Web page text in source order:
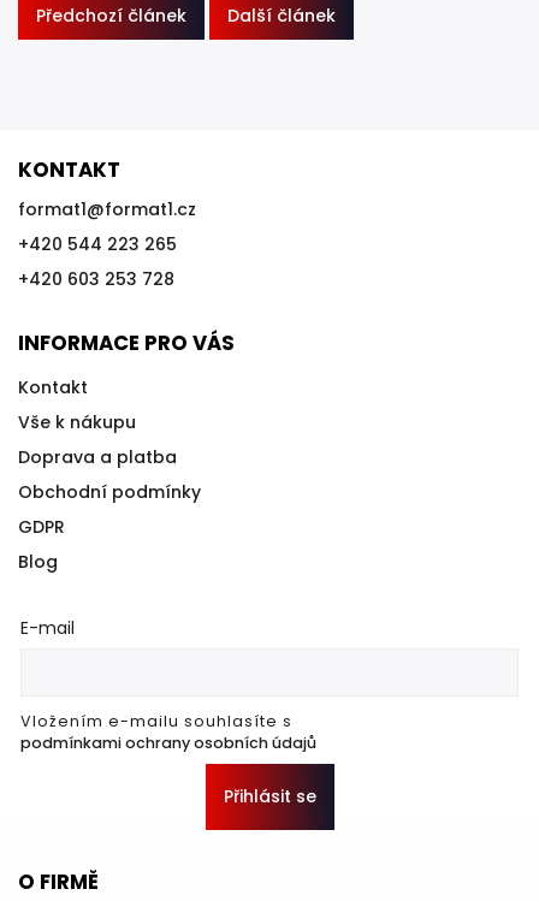
Předchozí článek Další článek
KONTAKT
format1@format1.cz
+420 544 223 265
+420 603 253 728
INFORMACE PRO VÁS
Kontakt
Vše k nákupu
Doprava a platba
Obchodní podmínky
GDPR
Blog
E-mail
Vložením e-mailu souhlasíte s
podmínkami ochrany osobních údajů
Přihlásit se
O FIRMĚ